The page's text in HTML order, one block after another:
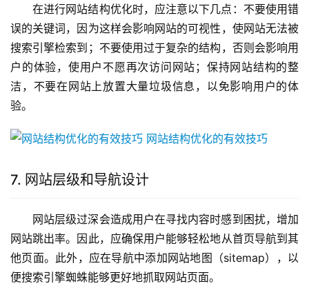
在进行网站结构优化时，应注意以下几点：不要使用错
误的关键词，因为这样会影响网站的可视性，使网站无法被
搜索引擎检索到；不要使用过于复杂的结构，否则会影响用
户的体验，使用户不愿再次访问网站；保持网站结构的整
洁，不要在网站上放置大量垃圾信息，以免影响用户的体
验。
7. 网站层级和导航设计
网站层级过深会造成用户在寻找内容时感到困扰，增加
网站跳出率。因此，应确保用户能够轻松地从首页导航到其
他页面。此外，应在导航中添加网站地图（sitemap），以
便搜索引擎蜘蛛能够更好地抓取网站页面。